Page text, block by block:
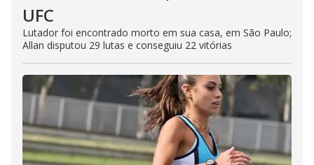
UFC
Lutador foi encontrado morto em sua casa, em São Paulo;
Allan disputou 29 lutas e conseguiu 22 vitórias